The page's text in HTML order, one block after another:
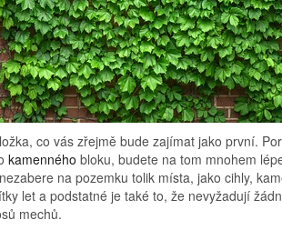
co vás zřejmě bude zajímat jako první.
kamenného bloku, budete na tom mnohem
na pozemku tolik místa, jako cihly,
let a podstatné je také to, že nevyžadují
mechů.